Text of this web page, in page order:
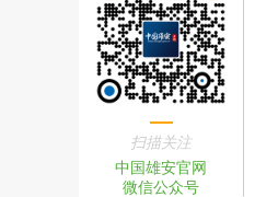
扫描关注
中国雄安官网
微信公众号